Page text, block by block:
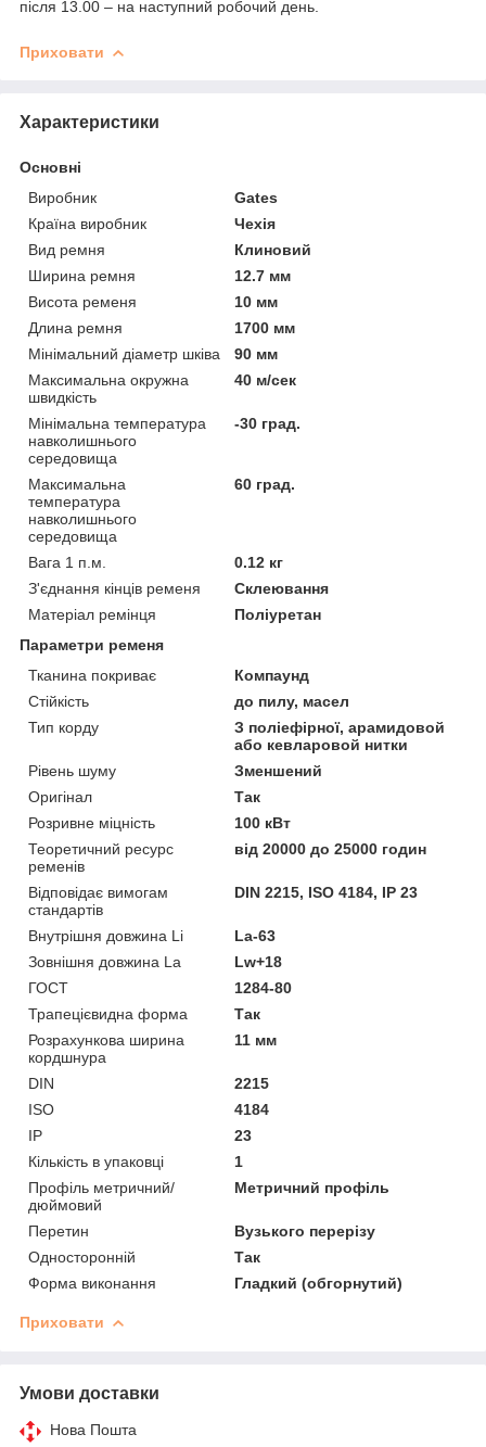
після 13.00 – на наступний робочий день.
Приховати
Характеристики
Основні
Виробник
Gates
Країна виробник
Чехія
Вид ремня
Клиновий
Ширина ремня
12.7 мм
Висота ременя
10 мм
Длина ремня
1700 мм
Мінімальний діаметр шківа
90 мм
Максимальна окружна
швидкість
40 м/сек
Мінімальна температура
навколишнього
середовища
-30 град.
Максимальна
температура
навколишнього
середовища
60 град.
Вага 1 п.м.
0.12 кг
З'єднання кінців ременя
Склеювання
Матеріал ремінця
Поліуретан
Параметри ременя
Тканина покриває
Компаунд
Стійкість
до пилу, масел
Тип корду
З поліефірної, арамидовой
або кевларовой нитки
Рівень шуму
Зменшений
Оригінал
Так
Розривне міцність
100 кВт
Теоретичний ресурс
ременів
від 20000 до 25000 годин
Відповідає вимогам
стандартів
DIN 2215, ISO 4184, IP 23
Внутрішня довжина Li
La-63
Зовнішня довжина La
Lw+18
ГОСТ
1284-80
Трапецієвидна форма
Так
Розрахункова ширина
кордшнура
11 мм
DIN
2215
ISO
4184
IP
23
Кількість в упаковці
1
Профіль метричний/
дюймовий
Метричний профіль
Перетин
Вузького перерізу
Односторонній
Так
Форма виконання
Гладкий (обгорнутий)
Приховати
Умови доставки
Нова Пошта